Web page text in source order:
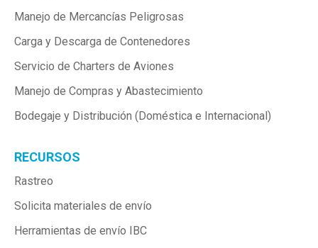
Manejo de Mercancías Peligrosas
Carga y Descarga de Contenedores
Servicio de Charters de Aviones
Manejo de Compras y Abastecimiento
Bodegaje y Distribución (Doméstica e Internacional)
RECURSOS
Rastreo
Solicita materiales de envío
Herramientas de envío IBC